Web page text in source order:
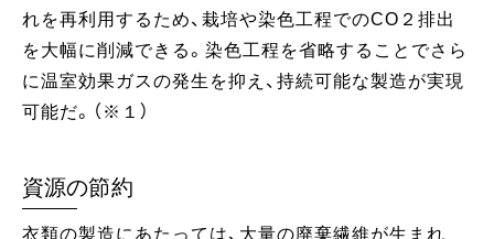
れを再利用するため、栽培や染色工程でのCO２排出
を大幅に削減できる。染色工程を省略することでさら
に温室効果ガスの発生を抑え、持続可能な製造が実現
可能だ。（※１）
資源の節約
衣類の製造にあたっては、大量の廃棄繊維が生まれ